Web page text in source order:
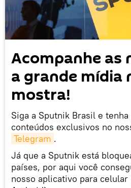
Acompanhe as
a grande mídia
mostra!
Siga a Sputnik Brasil e tenha
conteúdos exclusivos no
Telegram .
Já que a Sputnik está
países, por aqui você
nosso aplicativo para